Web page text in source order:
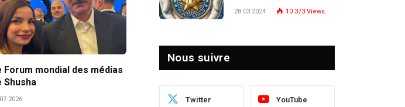
Forum mondial des médias
Shusha
Turquie : Naviguer dans
28.03.2024 10 373 Views
Nous suivre
Twitter YouTube